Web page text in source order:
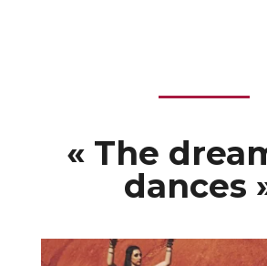
« The
dances